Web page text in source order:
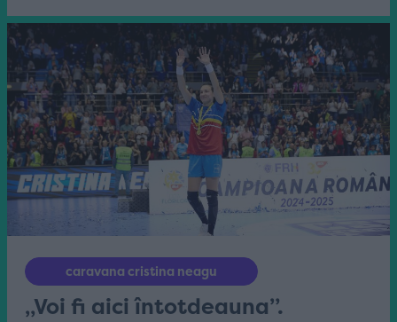
caravana cristina neagu
„Voi fi aici întotdeauna”.